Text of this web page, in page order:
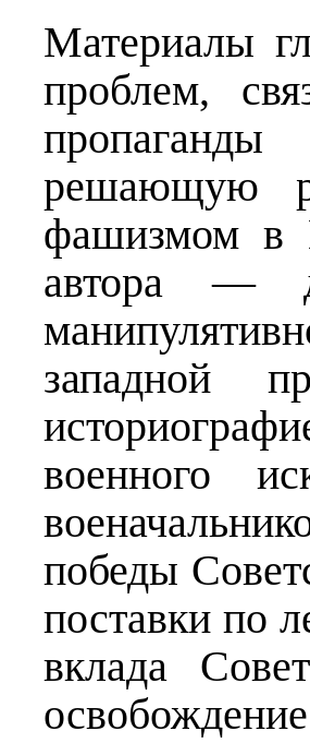
Материалы
проблем,
решающую
фашизмом в
автора —
западной
военного
победы
поставки по
вклада